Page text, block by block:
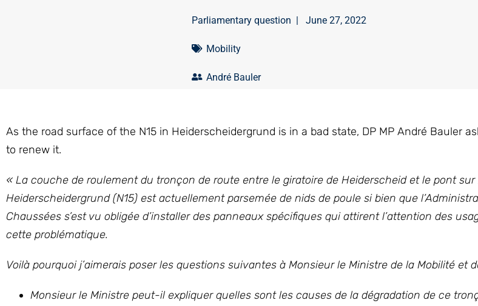
Parliamentary question | June 27, 2022
Mobility
André Bauler
As the road surface of the N15 in Heiderscheidergrund is in a bad state, DP MP André Bauler
to renew it.
« La couche de roulement du tronçon de route entre le giratoire de Heiderscheid et le pont sur
Heiderscheidergrund (N15) est actuellement parsemée de nids de poule si bien que
Chaussées s’est vu obligée d’installer des panneaux spécifiques qui attirent l’attention des
cette problématique.
Voilà pourquoi j’aimerais poser les questions suivantes à Monsieur le Ministre de la Mobilité et
Monsieur le Ministre peut-il expliquer quelles sont les causes de la dégradation de ce